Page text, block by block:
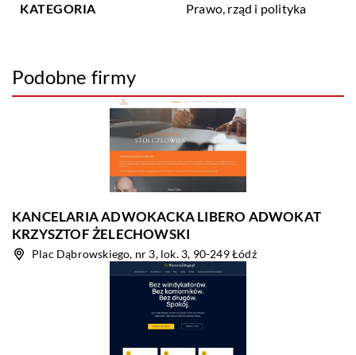
KATEGORIA Prawo, rząd i polityka
Podobne firmy
KANCELARIA ADWOKACKA LIBERO ADWOKAT
KRZYSZTOF ŻELECHOWSKI
Plac Dąbrowskiego, nr 3, lok. 3, 90-249 Łódź